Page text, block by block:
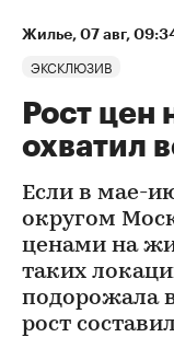
Жилье⁠, 07 авг,
ЭКСКЛЮЗИВ
Рост цен
охватил
Если в мае-
округом
ценами на
таких
подорожала
рост